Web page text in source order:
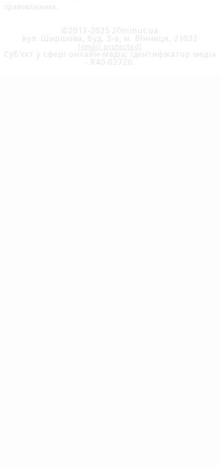
правовласника.
©2017-2025 20minut.ua
вул. Ширшова, буд. 3-а, м. Вінниця, 21032
[email protected]
Cуб'єкт у сфері онлайн-медіа; ідентифікатор медіа
- R40-02726.